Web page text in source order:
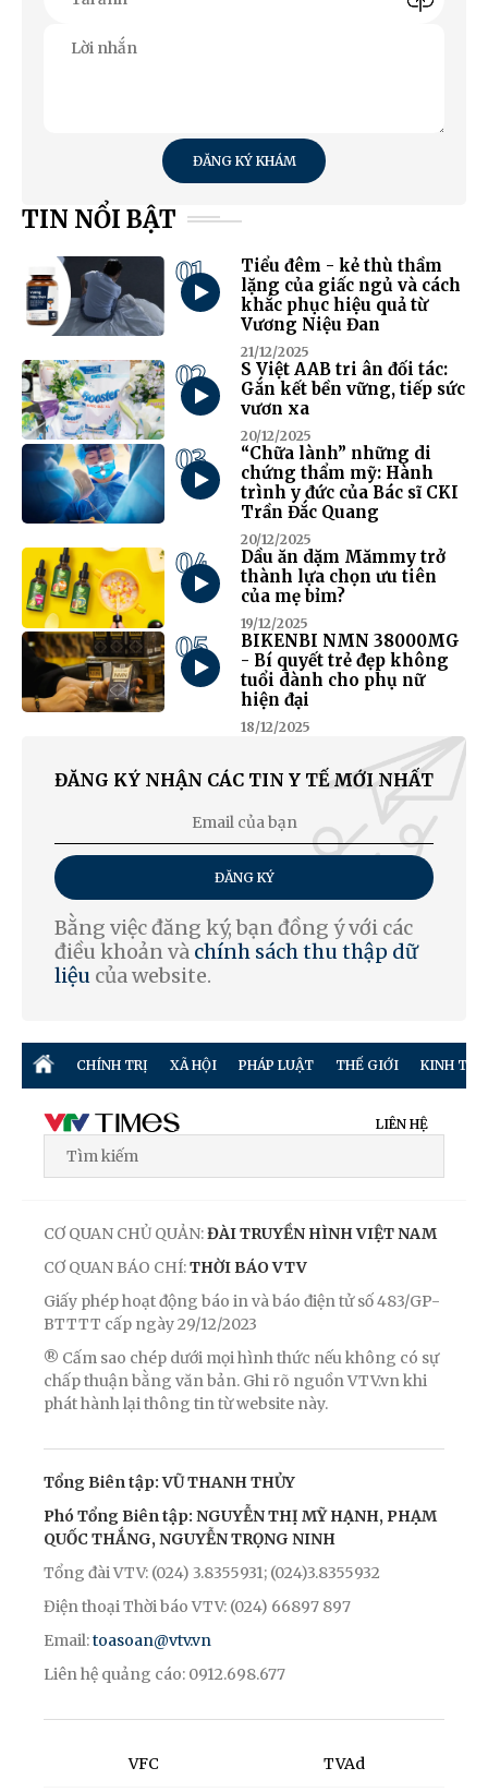
ĐĂNG KÝ KHÁM
TIN NỔI BẬT
01
Tiểu đêm - kẻ thù thầm
lặng của giấc ngủ và cách
khắc phục hiệu quả từ
Vương Niệu Đan
21/12/2025
02
S Việt AAB tri ân đối tác:
Gắn kết bền vững, tiếp sức
vươn xa
20/12/2025
03
“Chữa lành” những di
chứng thẩm mỹ: Hành
trình y đức của Bác sĩ CKI
Trần Đắc Quang
20/12/2025
04
Dầu ăn dặm Mămmy trở
thành lựa chọn ưu tiên
của mẹ bỉm?
19/12/2025
05
BIKENBI NMN 38000MG
- Bí quyết trẻ đẹp không
tuổi dành cho phụ nữ
hiện đại
18/12/2025
ĐĂNG KÝ NHẬN CÁC TIN Y TẾ MỚI NHẤT
ĐĂNG KÝ
Bằng việc đăng ký, bạn đồng ý với các
điều khoản và chính sách thu thập dữ
liệu của website.
CHÍNH TRỊ XÃ HỘI PHÁP LUẬT THẾ GIỚI KINH TẾ
LIÊN HỆ
CƠ QUAN CHỦ QUẢN:ĐÀI TRUYỀN HÌNH VIỆT NAM
CƠ QUAN BÁO CHÍ:THỜI BÁO VTV
Giấy phép hoạt động báo in và báo điện tử số 483/GP-
BTTTT cấp ngày 29/12/2023
® Cấm sao chép dưới mọi hình thức nếu không có sự
chấp thuận bằng văn bản. Ghi rõ nguồn VTV.vn khi
phát hành lại thông tin từ website này.
Tổng Biên tập: VŨ THANH THỦY
Phó Tổng Biên tập: NGUYỄN THỊ MỸ HẠNH, PHẠM
QUỐC THẮNG, NGUYỄN TRỌNG NINH
Tổng đài VTV: (024) 3.8355931; (024)3.8355932
Điện thoại Thời báo VTV: (024) 66897 897
Email:toasoan@vtv.vn
Liên hệ quảng cáo: 0912.698.677
VFC TVAd